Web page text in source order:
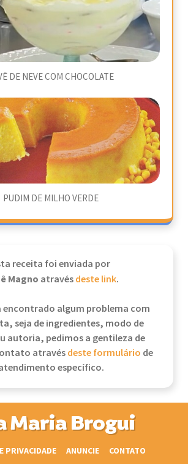
DE NEVE COM CHOCOLATE
PUDIM DE MILHO VERDE
receita foi enviada por
Magno atravésdeste link.
encontrado algum problema com
seja de ingredientes, modo de
autoria, pedimos a gentileza de
atravésdeste formulário de
específico.
Maria Brogui
PRIVACIDADE ANUNCIE CONTATO